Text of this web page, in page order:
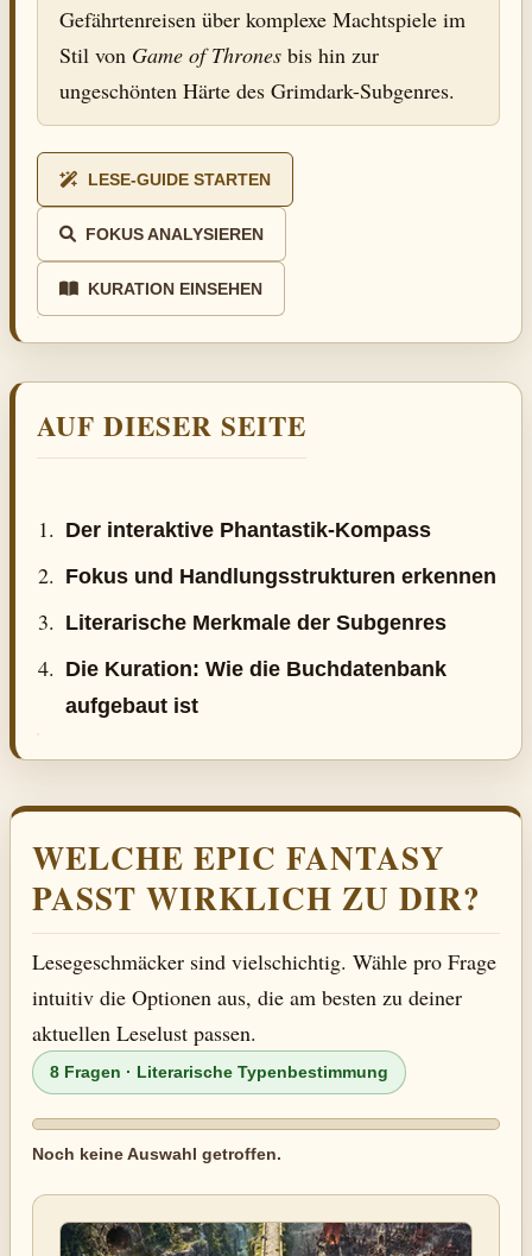
Gefährtenreisen über komplexe Machtspiele im
Stil von Game of Thrones bis hin zur
ungeschönten Härte des Grimdark-Subgenres.
LESE-GUIDE STARTEN
FOKUS ANALYSIEREN
KURATION EINSEHEN
AUF DIESER SEITE
Der interaktive Phantastik-Kompass
Fokus und Handlungsstrukturen erkennen
Literarische Merkmale der Subgenres
Die Kuration: Wie die Buchdatenbank
aufgebaut ist
WELCHE EPIC FANTASY
PASST WIRKLICH ZU DIR?
Lesegeschmäcker sind vielschichtig. Wähle pro Frage
intuitiv die Optionen aus, die am besten zu deiner
aktuellen Leselust passen.
8 Fragen · Literarische Typenbestimmung
Noch keine Auswahl getroffen.